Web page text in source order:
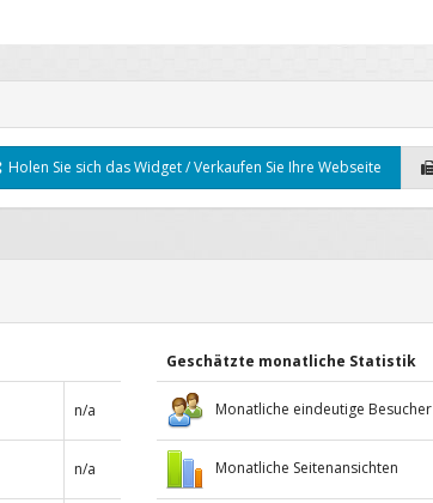
Holen Sie sich das Widget / Verkaufen Sie Ihre Webseite
n/a
n/a
Geschätzte monatliche Statistik
Monatliche eindeutige Besucher
Monatliche Seitenansichten